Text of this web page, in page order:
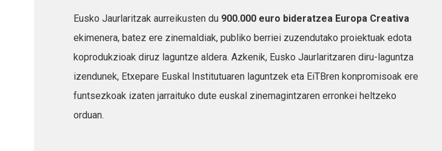
Eusko Jaurlaritzak aurreikusten du 900.000 euro bideratzea Europa Creativa
ekimenera, batez ere zinemaldiak, publiko berriei zuzendutako proiektuak edota
koprodukzioak diruz laguntze aldera. Azkenik, Eusko Jaurlaritzaren diru-laguntza
izendunek, Etxepare Euskal Institutuaren laguntzek eta EiTBren konpromisoak ere
funtsezkoak izaten jarraituko dute euskal zinemagintzaren erronkei heltzeko
orduan.